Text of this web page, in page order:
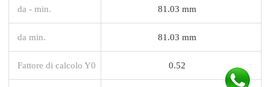
da - min. 81.03 mm
da min. 81.03 mm
Fattore di calcolo Y0 0.52